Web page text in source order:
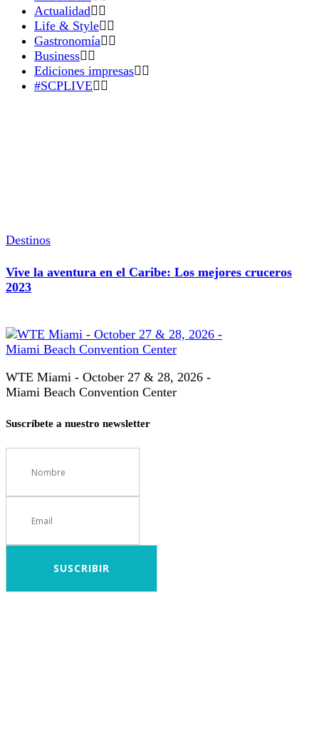
Actualidad
Life & Style
Gastronomía
Business
Ediciones impresas
#SCPLIVE
Destinos
Vive la aventura en el Caribe: Los mejores cruceros
2023
WTE Miami - October 27 & 28, 2026 -
Miami Beach Convention Center
Suscríbete a nuestro newsletter